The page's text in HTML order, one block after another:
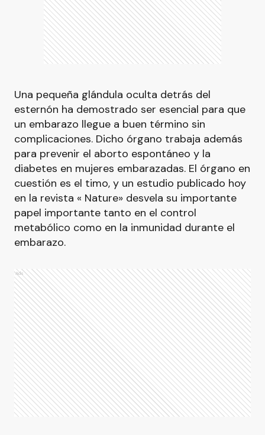
Una pequeña glándula oculta detrás del
esternón ha demostrado ser esencial para que
un embarazo llegue a buen término sin
complicaciones. Dicho órgano trabaja además
para prevenir el aborto espontáneo y la
diabetes en mujeres embarazadas. El órgano en
cuestión es el timo, y un estudio publicado hoy
en la revista « Nature» desvela su importante
papel importante tanto en el control
metabólico como en la inmunidad durante el
embarazo.
Ads